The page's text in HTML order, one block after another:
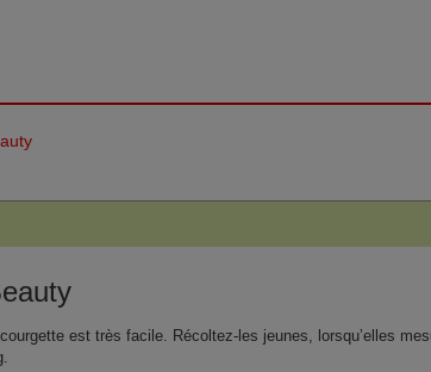
est très facile. Récoltez-les jeunes, lorsqu’elles